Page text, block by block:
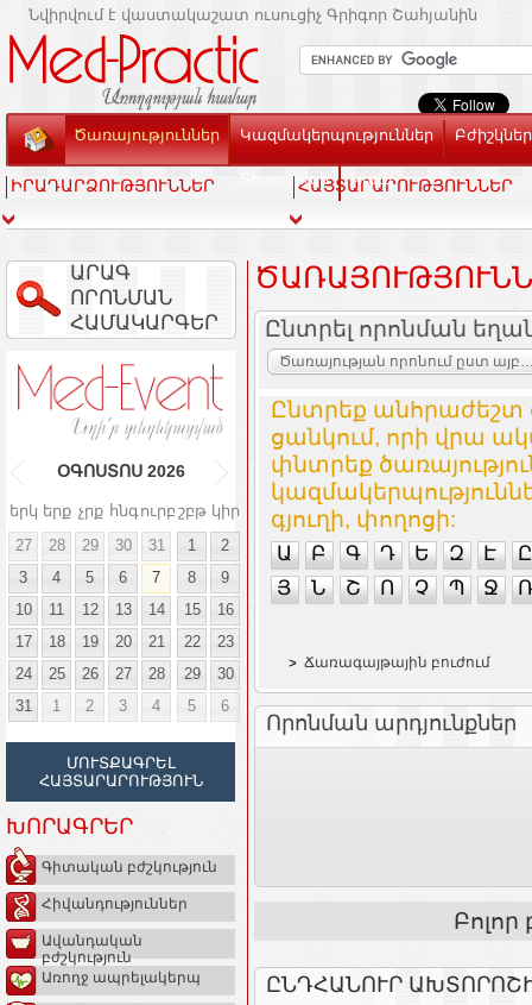
Նվիրվում է վաստակաշատ ուսուցիչ Գրիգոր Շահյանին
Ծառայություններ Կազմակերպություններ Բժիշկներ
Տեսասրահ Կապ
ԻՐԱԴԱՐՁՈՒԹՅՈՒՆՆԵՐ ՀԱՅՏԱՐԱՐՈՒԹՅՈՒՆՆԵՐ
ԱՐԱԳ
ՈՐՈՆՄԱՆ
ՀԱՄԱԿԱՐԳԵՐ
ՕԳՈՍՏՈՍ 2026
երկ երք չրք հնգուրբ շբթ կիր
27
28 29 30 31 1
2
3
4 5 6 7 8
9
10
11 12 13 14 15
16
17
18 19 20 21 22
23
24
25 26 27 28 29
30
31
1 2 3 4 5 6
ՄՈՒՏՔԱԳՐԵԼ
ՀԱՅՏԱՐԱՐՈՒԹՅՈՒՆ
ԽՈՐԱԳՐԵՐ
Գիտական բժշկություն
Հիվանդություններ
Ավանդական
բժշկություն
Առողջ ապրելակերպ
Ընտրել որոնման
Ծառայության որոնում ըստ
Ընտրեք անհրաժեշտ
ցանկում, որի վրա
փնտրեք
գյուղի, փողոցի:
Ա Բ Գ Դ Ե Զ Է
Ը
Յ
Ն Շ Ո Չ Պ Ջ Ռ
Ճառագայթային բուժում
Որոնման արդյունքներ
ԸՆԴՀԱՆՈՒՐ